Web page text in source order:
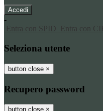
-
Entra con SPID
Entra con CIE
Seleziona utente
button close ×
Recupero password
button close ×